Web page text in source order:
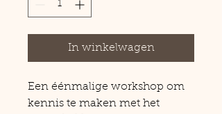
In winkelwagen
Een éénmalige workshop om
kennis te maken met het